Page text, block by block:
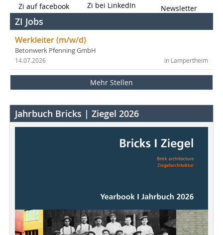
Zi auf facebook Zi bei LinkedIn Newsletter
ZI Jobs
Werkleiter (m/w/d)
Betonwerk Pfenning GmbH
in Lampertheim
14.07.2026
Mehr Stellen
Jahrbuch Bricks | Ziegel 2026